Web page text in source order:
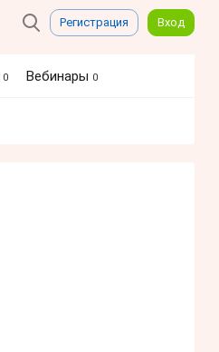
Регистрация Вход
0 Вебинары 0